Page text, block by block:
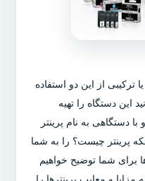
ترکیبی از این دو استفاده
این دستگاه را تهیه
دستگاهی به نام پرینتر
پرینتر چیست؟ را به شما
برای شما توضیح خواهیم